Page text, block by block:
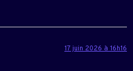
17 juin 2026 à 16h16